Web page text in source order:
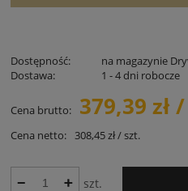
Dostępność:
na magazynie
Dostawa:
1 - 4 dni robocze
Cena brutto: 379,39 zł
Cena netto: 308,45 zł / szt.
szt.